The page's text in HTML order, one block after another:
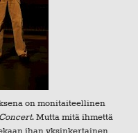
on monitaiteellinen
. Mutta mitä ihmettä